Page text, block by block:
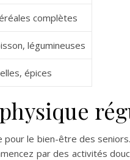
complètes
légumineuses
épices
pour le bien-être des
par des activités